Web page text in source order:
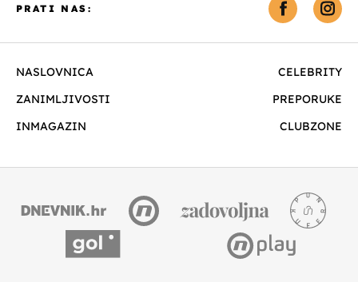
NASLOVNICA
CELEBRITY
ZANIMLJIVOSTI
PREPORUKE
INMAGAZIN
CLUBZONE
PRATI NAS: